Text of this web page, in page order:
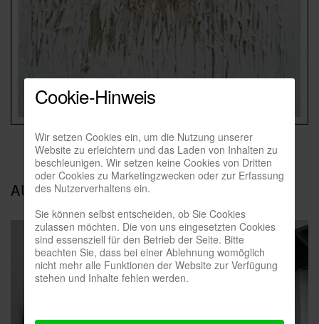
AUSSTELLUNGSANSICHTEN
Cookie-Hinweis
Wir setzen Cookies ein, um die Nutzung unserer
Website zu erleichtern und das Laden von Inhalten zu
beschleunigen. Wir setzen keine Cookies von Dritten
oder Cookies zu Marketingzwecken oder zur Erfassung
des Nutzerverhaltens ein.
Sie können selbst entscheiden, ob Sie Cookies
zulassen möchten. Die von uns eingesetzten Cookies
sind essensziell für den Betrieb der Seite. Bitte
beachten Sie, dass bei einer Ablehnung womöglich
nicht mehr alle Funktionen der Website zur Verfügung
stehen und Inhalte fehlen werden.